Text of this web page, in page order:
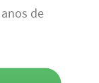
de